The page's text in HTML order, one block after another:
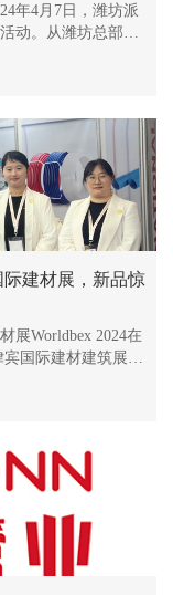
年4月7日，潍坊派
动。从潍坊总部基
际建材展，新品惊
展Worldbex 2024在
国际建材建筑展，